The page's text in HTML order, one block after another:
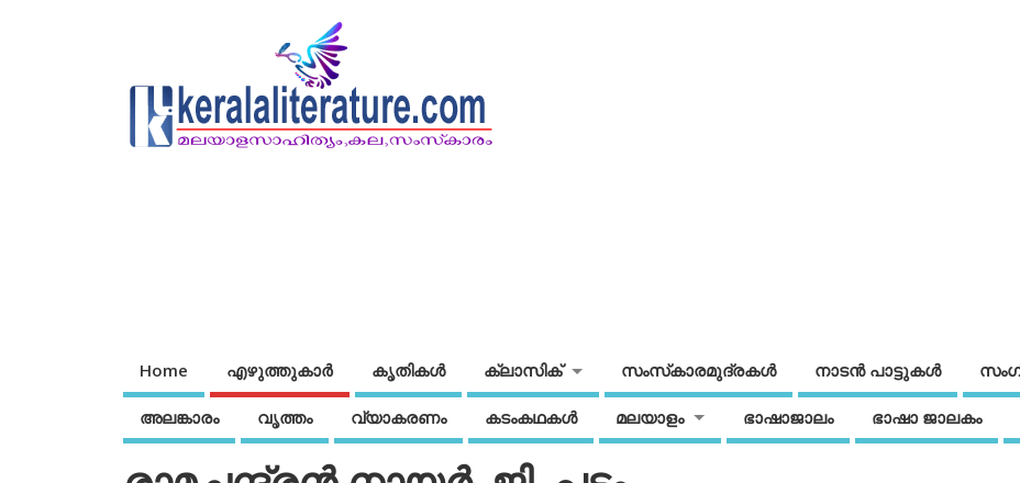
Home എഴുത്തുകാര്‍ കൃതികൾ ക്ലാസിക് സംസ്‌കാരമുദ്രകള്‍ നാടന്‍ പാട്ടുകള്‍
അലങ്കാരം വൃത്തം വ്യാകരണം കടംകഥകള്‍ മലയാളം ഭാഷാജാലം ഭാഷാ ജാലകം